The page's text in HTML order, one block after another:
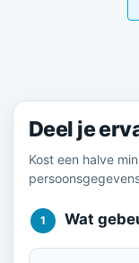
Deel je
Kost een halve
1 Wat